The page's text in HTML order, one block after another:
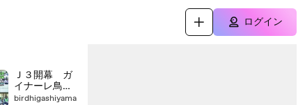
ログイン
Ｊ３開幕 ガ
イナーレ鳥取
初戦は
birdhigashiyama